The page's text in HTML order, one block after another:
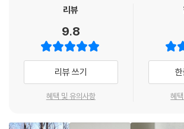
동성애 경향이 있는지 파악하는 것이 가능하다는 연
데이팅 사이트에 올린 프로필 사진을 분석하여 진행
진을 분석하는 것만으로 일정 수준의 정확성을 갖고
수 있다는 주장을 하여 논란을 일으켰다.
만약 이런 유형의 기술이 고도화되고 상용화된다면
벌어질 수 있을까? 예를 들어, 동성애 경향의 지원자
인 역할을 하게 될 테다.
이 책은 우리가 미처 몰랐던 인공지능의 사회적 영
수반되는 부작용과 논란을 주요 사례와 함께 제시한
된 인공지능이 지원자들을 차별하거나 유튜브의 알
을 키우기도 한다. 그리고 이런 문제는 근본적으로
에 의해 발생한다. 아이러니하게도 새로운 기술 앞
될 것이다.
리뷰
9.8
리뷰 쓰기
혜택 및 유의사항 혜